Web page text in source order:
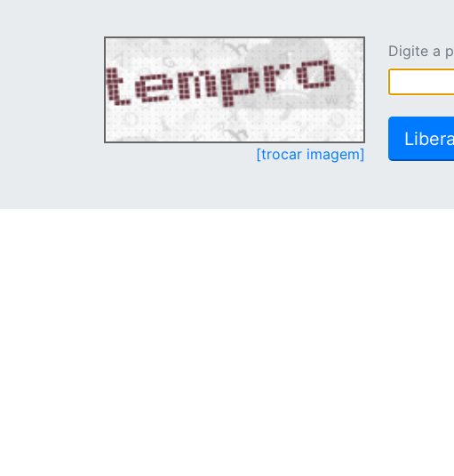
[trocar imagem]
Digite a